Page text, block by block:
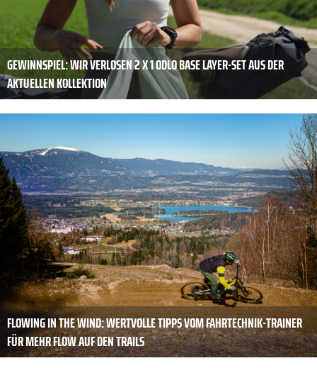
GEWINNSPIEL: WIR VERLOSEN 2 X 1 ODLO BASE LAYER-SET AUS DER
AKTUELLEN KOLLEKTION
FLOWING IN THE WIND: WERTVOLLE TIPPS VOM FAHRTECHNIK-TRAINER
FÜR MEHR FLOW AUF DEN TRAILS